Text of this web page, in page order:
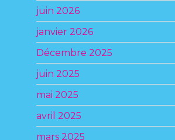
juin 2026
janvier 2026
Décembre 2025
juin 2025
mai 2025
avril 2025
mars 2025